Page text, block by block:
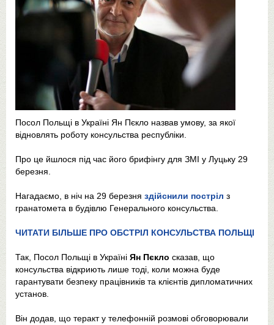
Посол Польщі в Україні Ян Пєкло назвав умову, за якої
відновлять роботу консульства республіки.
Про це йшлося під час його брифінгу для ЗМІ у Луцьку 29
березня.
Нагадаємо, в ніч на 29 березня здійснили постріл з
гранатомета в будівлю Генерального консульства.
ЧИТАТИ БІЛЬШЕ ПРО ОБСТРІЛ КОНСУЛЬСТВА ПОЛЬЩІ
Так, Посол Польщі в Україні Ян Пєкло сказав, що
консульства відкриють лише тоді, коли можна буде
гарантувати безпеку працівників та клієнтів дипломатичних
установ.
Він додав, що теракт у телефонній розмові обговорювали